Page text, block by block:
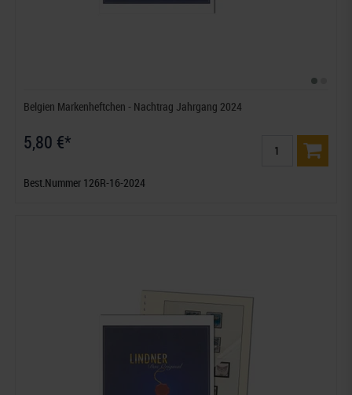
Belgien Markenheftchen - Nachtrag Jahrgang 2024
5,80 €*
Best.Nummer 126R-16-2024